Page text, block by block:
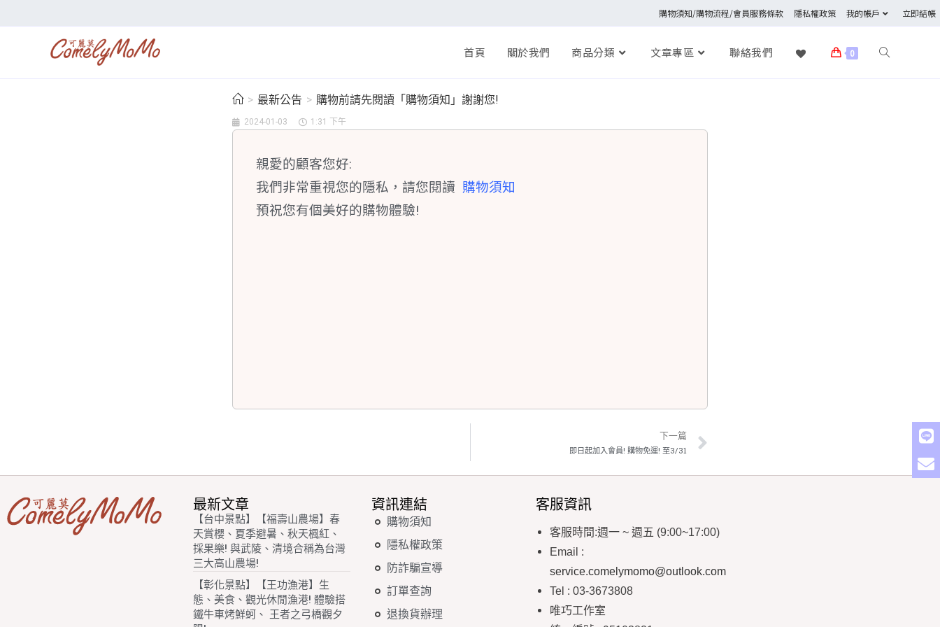
購物須知/購物流程/會員服務條款 隱私權政策 我的帳戶 立即結帳
首頁 關於我們 商品分類 文章專區 聯絡我們 0
> 最新公告 > 購物前請先閱讀「購物須知」謝謝您!
2024-01-03 1:31 下午
親愛的顧客您好:
我們非常重視您的隱私，請您閱讀 購物須知
預祝您有個美好的購物體驗!
下一篇
即日起加入會員! 購物免運! 至3/31
最新文章
【台中景點】【福壽山農場】春
天賞櫻、夏季避暑、秋天楓紅、
採果樂! 與武陵、清境合稱為台灣
三大高山農場!
【彰化景點】【王功漁港】生
態、美食、觀光休閒漁港! 體驗搭
鐵牛車烤鮮蚵、 王者之弓橋觀夕
資訊連結
購物須知
隱私權政策
防詐騙宣導
訂單查詢
退換貨辦理
客服資訊
客服時間:週一 ~ 週五 (9:00~17:00)
Email :
service.comelymomo@outlook.com
Tel : 03-3673808
唯巧工作室